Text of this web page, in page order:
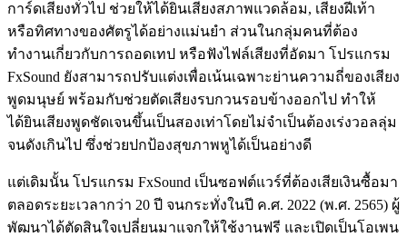
การ์ดเสียงทั่วไป ช่วยให้ได้ยินเสียงสภาพแวดล้อม, เสียงฝีเท้า
หรือทิศทางของศัตรูได้อย่างแม่นยำ ส่วนในกลุ่มคนที่ต้อง
ทำงานเกี่ยวกับการถอดเทป หรือฟังไฟล์เสียงที่อัดมา โปรแกรม
FxSound ยังสามารถปรับแต่งเพื่อเน้นเฉพาะย่านความถี่ของเสียง
พูดมนุษย์ พร้อมกับช่วยตัดเสียงรบกวนรอบข้างออกไป ทำให้
ได้ยินเสียงพูดชัดเจนขึ้นเป็นสองเท่าโดยไม่จำเป็นต้องเร่งวอลลุ่ม
จนดังเกินไป ซึ่งช่วยปกป้องสุขภาพหูได้เป็นอย่างดี
แต่เดิมนั้น โปรแกรม FxSound เป็นซอฟต์แวร์ที่ต้องเสียเงินซื้อมา
ตลอดระยะเวลากว่า 20 ปี จนกระทั่งในปี ค.ศ. 2022 (พ.ศ. 2565) ผู้
พัฒนาได้ตัดสินใจเปลี่ยนมาแจกให้ใช้งานฟรี และเปิดเป็นโอเพน